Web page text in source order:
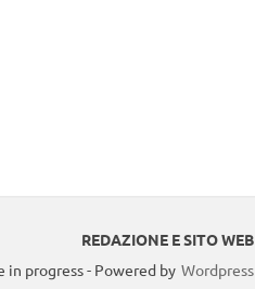
REDAZIONE E SITO WEB
in progress - Powered by Wordpress